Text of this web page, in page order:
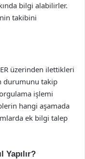
bilgi alabilirler.
takibini
üzerinden ilettikleri
durumunu takip
işlemi
hangi aşamada
ek bilgi talep
Yapılır?